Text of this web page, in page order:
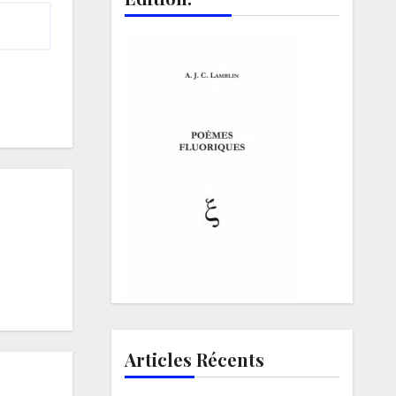
Articles Récents